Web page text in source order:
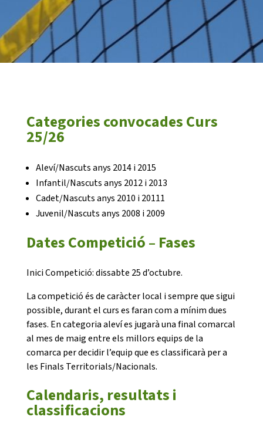
Categories convocades Curs
25/26
Aleví/Nascuts anys 2014 i 2015
Infantil/Nascuts anys 2012 i 2013
Cadet/Nascuts anys 2010 i 20111
Juvenil/Nascuts anys 2008 i 2009
Dates Competició – Fases
Inici Competició: dissabte 25 d’octubre.
La competició és de caràcter local i sempre que sigui
possible, durant el curs es faran com a mínim dues
fases. En categoria aleví es jugarà una final comarcal
al mes de maig entre els millors equips de la
comarca per decidir l’equip que es classificarà per a
les Finals Territorials/Nacionals.
Calendaris, resultats i
classificacions
ESPLAIS
SUPORT TERCER SECTOR
CONEIX FUNDESPLAI
La Fundació
L'equip
Missió i valors
Els comptes clars
Memòria d'activitats
Proposta educativa
ACTUALITAT